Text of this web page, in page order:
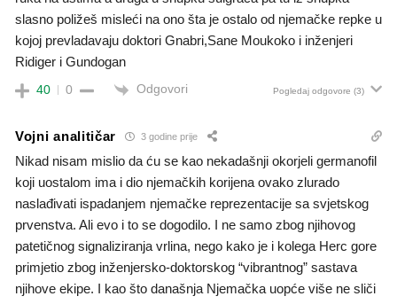
slasno poližeš misleći na ono šta je ostalo od njemačke repke u
kojoj prevladavaju doktori Gnabri,Sane Moukoko i inženjeri
Ridiger i Gundogan
40 0 Odgovori Pogledaj odgovore (3)
Vojni analitičar 3 godine prije
Nikad nisam mislio da ću se kao nekadašnji okorjeli germanofil
koji uostalom ima i dio njemačkih korijena ovako zlurado
naslađivati ispadanjem njemačke reprezentacije sa svjetskog
prvenstva. Ali evo i to se dogodilo. I ne samo zbog njihovog
patetičnog signaliziranja vrlina, nego kako je i kolega Herc gore
primjetio zbog inženjersko-doktorskog “vibrantnog” sastava
njihove ekipe. I kao što današnja Njemačka uopće više ne sliči